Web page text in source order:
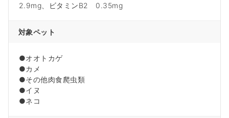
2.9mg、ビタミンB2 0.35mg
対象ペット
●オオトカゲ
●カメ
●その他肉食爬虫類
●イヌ
●ネコ